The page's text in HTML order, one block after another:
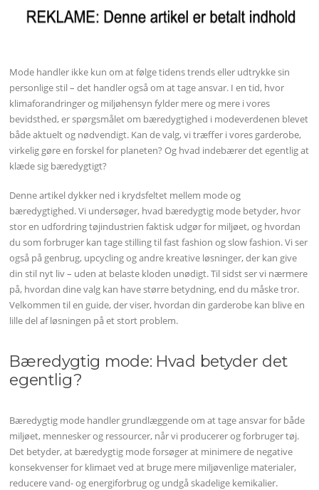
Mode handler ikke kun om at følge tidens trends eller udtrykke sin
personlige stil – det handler også om at tage ansvar. I en tid, hvor
klimaforandringer og miljøhensyn fylder mere og mere i vores
bevidsthed, er spørgsmålet om bæredygtighed i modeverdenen blevet
både aktuelt og nødvendigt. Kan de valg, vi træffer i vores garderobe,
virkelig gøre en forskel for planeten? Og hvad indebærer det egentlig at
klæde sig bæredygtigt?
Denne artikel dykker ned i krydsfeltet mellem mode og
bæredygtighed. Vi undersøger, hvad bæredygtig mode betyder, hvor
stor en udfordring tøjindustrien faktisk udgør for miljøet, og hvordan
du som forbruger kan tage stilling til fast fashion og slow fashion. Vi ser
også på genbrug, upcycling og andre kreative løsninger, der kan give
din stil nyt liv – uden at belaste kloden unødigt. Til sidst ser vi nærmere
på, hvordan dine valg kan have større betydning, end du måske tror.
Velkommen til en guide, der viser, hvordan din garderobe kan blive en
lille del af løsningen på et stort problem.
Bæredygtig mode: Hvad betyder det
egentlig?
Bæredygtig mode handler grundlæggende om at tage ansvar for både
miljøet, mennesker og ressourcer, når vi producerer og forbruger tøj.
Det betyder, at bæredygtig mode forsøger at minimere de negative
konsekvenser for klimaet ved at bruge mere miljøvenlige materialer,
reducere vand- og energiforbrug og undgå skadelige kemikalier.